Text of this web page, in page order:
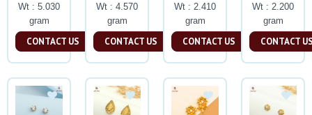
Wt : 5.030
gram
CONTACT US
Wt : 4.570
gram
CONTACT US
Wt : 2.410
gram
CONTACT US
Wt : 2.200
gram
CONTACT